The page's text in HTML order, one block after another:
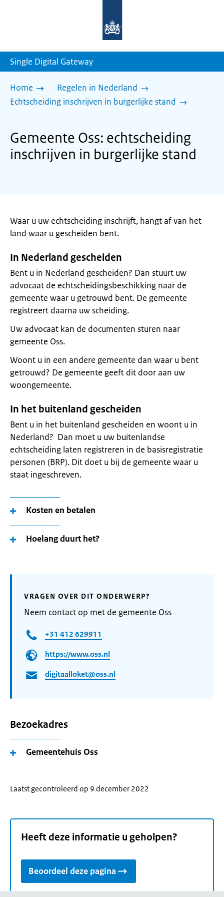
homepage
Single Digital Gateway
Home
Regelen in Nederland
Echtscheiding inschrijven in burgerlijke stand
Gemeente Oss: echtscheiding
inschrijven in burgerlijke stand
Waar u uw echtscheiding inschrijft, hangt af van het
land waar u gescheiden bent.
In Nederland gescheiden
Bent u in Nederland gescheiden? Dan stuurt uw
advocaat de echtscheidingsbeschikking naar de
gemeente waar u getrouwd bent. De gemeente
registreert daarna uw scheiding.
Uw advocaat kan de documenten sturen naar
gemeente Oss.
Woont u in een andere gemeente dan waar u bent
getrouwd? De gemeente geeft dit door aan uw
woongemeente.
In het buitenland gescheiden
Bent u in het buitenland gescheiden en woont u in
Nederland? Dan moet u uw buitenlandse
echtscheiding laten registreren in de basisregistratie
personen (BRP). Dit doet u bij de gemeente waar u
staat ingeschreven.
Kosten en betalen
Hoelang duurt het?
VRAGEN OVER DIT ONDERWERP?
Neem contact op met de gemeente Oss
+31 412 629911
https://www.oss.nl
digitaalloket@oss.nl
Bezoekadres
Gemeentehuis Oss
Laatst gecontroleerd op 9 december 2022
Heeft deze informatie u geholpen?
Beoordeel deze pagina